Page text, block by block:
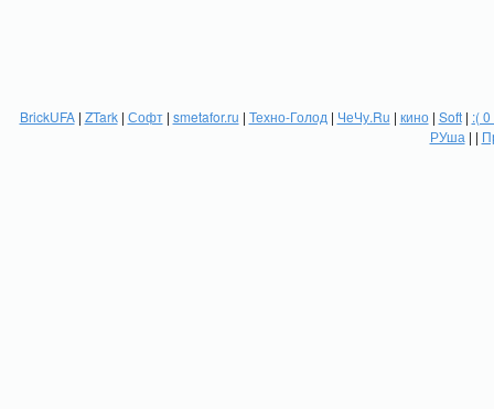
BrickUFA| ZTark| Софт| smetafor.ru | Техно-Голод | ЧеЧу.Ru | кино| Soft| :(
РУша | |